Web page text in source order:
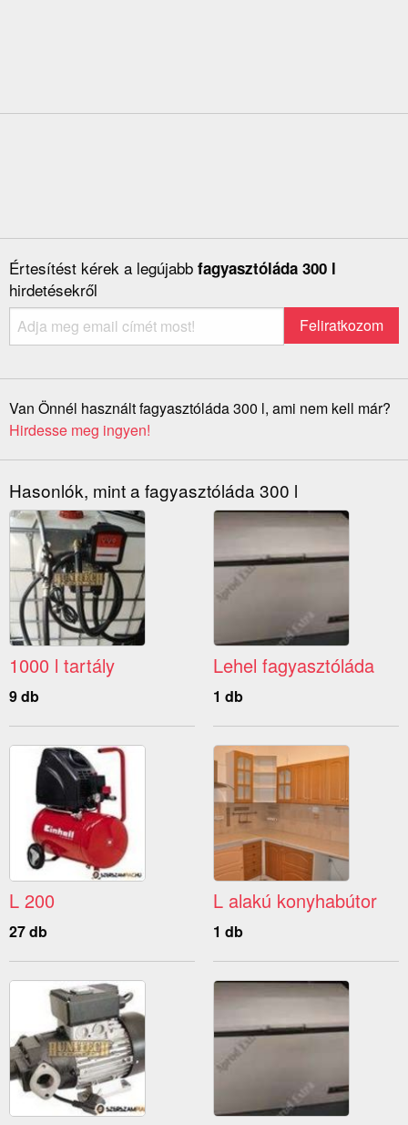
Értesítést kérek a legújabb fagyasztóláda 300 l
hirdetésekről
Van Önnél használt fagyasztóláda 300 l, ami nem kell már?
Hirdesse meg ingyen!
Hasonlók, mint a fagyasztóláda 300 l
1000 l tartály
9 db
Lehel fagyasztóláda
1 db
L 200
27 db
L alakú konyhabútor
1 db